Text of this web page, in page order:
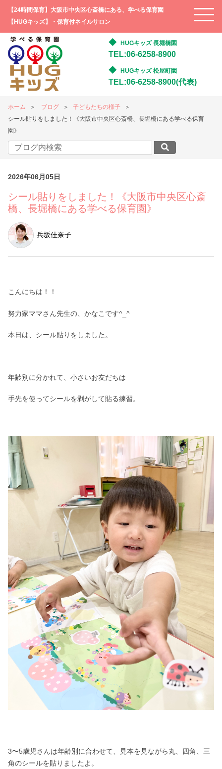
【24時間保育】大阪市中央区心斎橋にある、学べる保育園
【HUGキッズ】・保育付ネイルサロン
HUGキッズ 長堀橋園
TEL:06-6258-8900
HUGキッズ 松屋町園
TEL:06-6258-8900(代表)
ホーム ブログ
子どもたちの様子
シール貼りをしました！《大阪市中央区心斎橋、長堀橋にある学べる保育
園》
2026年06月05日
シール貼りをしました！《大阪市中央区心斎
橋、長堀橋にある学べる保育園》
兵坂佳奈子
こんにちは！！
努力家ママさん先生の、かなこです^_^
本日は、シール貼りをしました。
年齢別に分かれて、小さいお友だちは
手先を使ってシールを剥がして貼る練習。
3〜5歳児さんは年齢別に合わせて、見本を見ながら丸、四角、三
角のシールを貼りましたよ。